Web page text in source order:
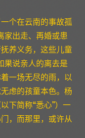
个在云南的事故孤
家出走、再婚或患
养义务，这些儿童
果说亲人的离去是
一场无尽的雨，以
虑的孩童本色。杨
下简称“悉心”）一
，而那里，或许从